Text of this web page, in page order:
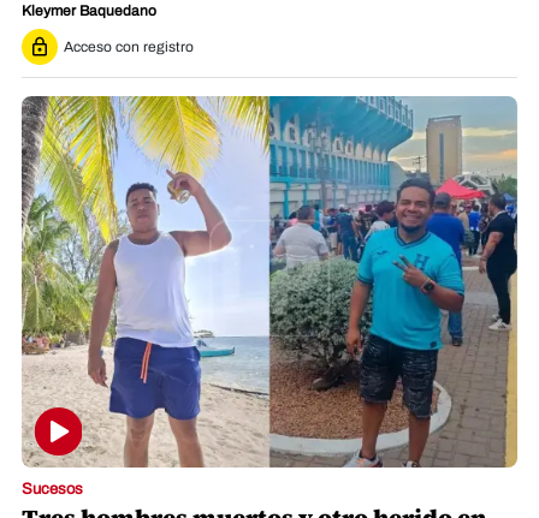
Kleymer Baquedano
Acceso con registro
Sucesos